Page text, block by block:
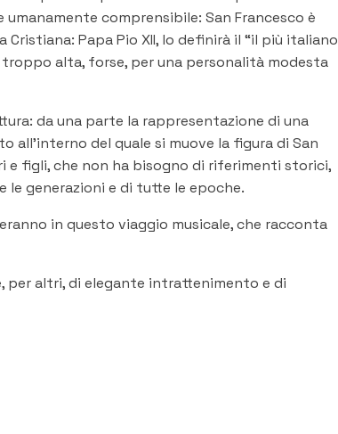
comprensibile: San Francesco è
Papa Pio XII, lo definirà il “il più italiano
alta, forse, per una personalità modesta
da una parte la rappresentazione di una
del quale si muove la figura di San
e figli, che non ha bisogno di riferimenti storici,
le generazioni e di tutte le epoche.
in questo viaggio musicale, che racconta
per altri, di elegante intrattenimento e di